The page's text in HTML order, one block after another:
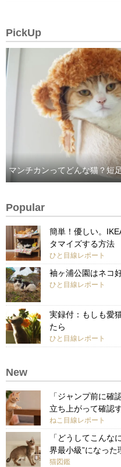
PickUp
マンチカンってどんな猫？短
Popular
簡単！優しい。
タマイズする方法
ひと目線レポート
袖ヶ浦公園はネコ
ひと目線レポート
実録付：もしも愛
たら
ひと目線レポート
New
「ジャンプ前に
立ち上がって確認
ねこ目線レポート
「どうしてこん
界最小級”になった
猫図鑑